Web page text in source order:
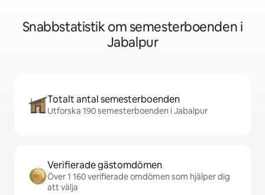
Snabbstatistik om semesterboenden i
Jabalpur
Totalt antal semesterboenden
Utforska 190 semesterboenden i Jabalpur
Verifierade gästomdömen
Över 1 160 verifierade omdömen som hjälper dig
att välja